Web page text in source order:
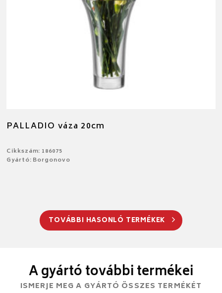
PALLADIO váza 20cm
Cikkszám: 186075
Gyártó: Borgonovo
TOVÁBBI HASONLÓ TERMÉKEK
A gyártó további termékei
ISMERJE MEG A GYÁRTÓ ÖSSZES TERMÉKÉT